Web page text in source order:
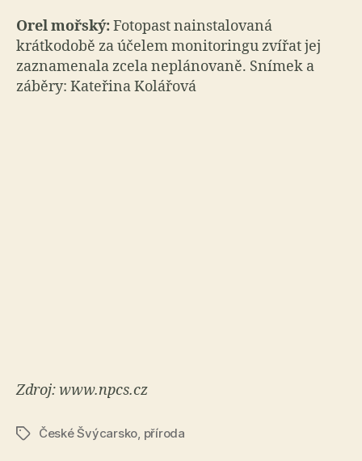
Orel mořský:Fotopast nainstalovaná
krátkodobě za účelem monitoringu zvířat jej
zaznamenala zcela neplánovaně. Snímek a
záběry: Kateřina Kolářová
Zdroj: www.npcs.cz
ŠtítkyČeské Švýcarsko, příroda